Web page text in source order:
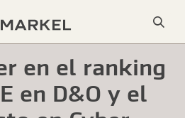
en el ranking
en D&O y el